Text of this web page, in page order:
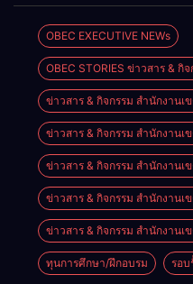
ตรวจสอบ
กลั่นกรอง
และนำข้อมูล
เข้าระบบการ
รายงาน
มาตรฐาน
สำนักงานเขต
พื้นที่การศึกษา
ประจำ
ปีงบประมาณ
พ.ศ. ๒๕๖๙
OBEC EXECUTIVE NEWs
OBEC STORIES ข่าวสาร & กิ
ข่าวสาร & กิจกรรม สำนักงาน
ข่าวสาร & กิจกรรม สำนักงาน
ข่าวสาร & กิจกรรม สำนักงาน
ข่าวสาร & กิจกรรม สำนักงาน
ข่าวสาร & กิจกรรม สำนักงาน
ทุนการศึกษา/ฝึกอบรม รอบ